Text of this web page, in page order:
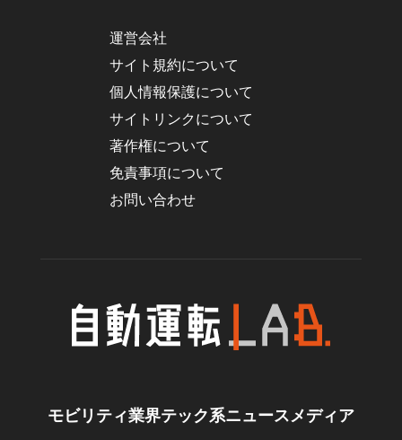
運営会社
サイト規約について
個人情報保護について
サイトリンクについて
著作権について
免責事項について
お問い合わせ
モビリティ業界テック系ニュースメディア